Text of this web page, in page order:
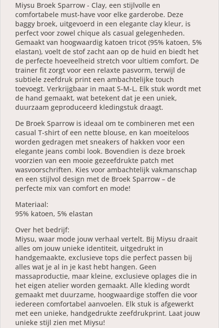
Miysu Broek Sparrow - Clay, een stijlvolle en
comfortabele must-have voor elke garderobe. Deze
baggy broek, uitgevoerd in een elegante clay kleur, is
perfect voor zowel chique als casual gelegenheden.
Gemaakt van hoogwaardig katoen tricot (95% katoen, 5%
elastan), voelt de stof zacht aan op de huid en biedt het
de perfecte hoeveelheid stretch voor ultiem comfort. De
trainer fit zorgt voor een relaxte pasvorm, terwijl de
subtiele zeefdruk print een ambachtelijke touch
toevoegt. Verkrijgbaar in maat S-M-L. Elk stuk wordt met
de hand gemaakt, wat betekent dat je een uniek,
duurzaam geproduceerd kledingstuk draagt.
De Broek Sparrow is ideaal om te combineren met een
casual T-shirt of een nette blouse, en kan moeiteloos
worden gedragen met sneakers of hakken voor een
elegante jeans combi look. Bovendien is deze broek
voorzien van een mooie gezeefdrukte patch met
wasvoorschriften. Kies voor ambachtelijk vakmanschap
en een stijlvol design met de Broek Sparrow – de
perfecte mix van comfort en mode!
Materiaal:
95% katoen, 5% elastan
Over het bedrijf:
Miysu, waar mode jouw verhaal vertelt. Bij Miysu draait
alles om jouw unieke identiteit, uitgedrukt in
handgemaakte, exclusieve tops die perfect passen bij
alles wat je al in je kast hebt hangen. Geen
massaproductie, maar kleine, exclusieve oplages die in
het eigen atelier worden gemaakt. Alle kleding wordt
gemaakt met duurzame, hoogwaardige stoffen die voor
iedereen comfortabel aanvoelen. Elk stuk is afgewerkt
met een unieke, handgedrukte zeefdrukprint. Laat jouw
unieke stijl zien met Miysu!